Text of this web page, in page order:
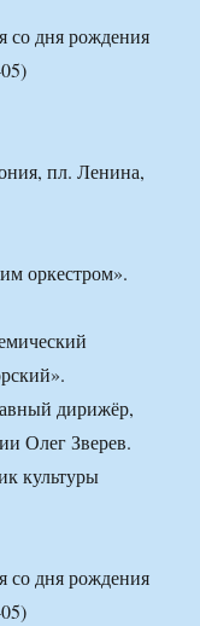
со дня рождения
пл. Ленина,
оркестром».
дирижёр,
Олег Зверев.
культуры
со дня рождения